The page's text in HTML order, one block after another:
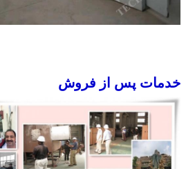
خدمات پس از فروش